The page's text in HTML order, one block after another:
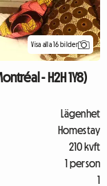
Visa alla 16 bilder
- H2H 1Y8)
Lägenhet
Homestay
210 kvft
1 person
1